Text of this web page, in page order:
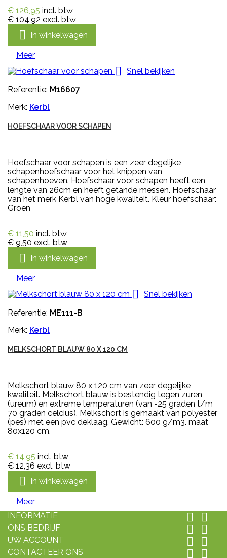
€ 126,95 incl. btw
€ 104,92 excl. btw
 In winkelwagen
Meer

Snel bekijken
Referentie: M16607
Merk: Kerbl
HOEFSCHAAR VOOR SCHAPEN
Hoefschaar voor schapen is een zeer degelijke
schapenhoefschaar voor het knippen van
schapenhoeven. Hoefschaar voor schapen heeft een
lengte van 26cm en heeft getande messen. Hoefschaar
van het merk Kerbl van hoge kwaliteit. Kleur hoefschaar:
Groen
€ 11,50 incl. btw
€ 9,50 excl. btw
 In winkelwagen
Meer

Snel bekijken
Referentie: ME111-B
Merk: Kerbl
MELKSCHORT BLAUW 80 X 120 CM
Melkschort blauw 80 x 120 cm van zeer degelijke
kwaliteit. Melkschort blauw is bestendig tegen zuren
(ureum) en extreme temperaturen (van -25 graden t/m
70 graden celcius). Melkschort is gemaakt van polyester
(pes) met een pvc deklaag. Gewicht: 600 g/m3. maat
80x120 cm.
€ 14,95 incl. btw
€ 12,36 excl. btw
 In winkelwagen
Meer
INFORMATIE
 
ONS BEDRIJF  
UW ACCOUNT  
CONTACTEER ONS  